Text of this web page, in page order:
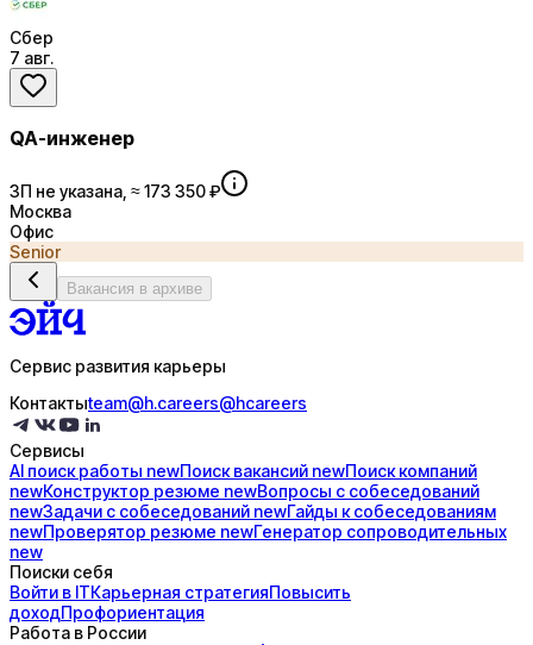
Сбер
7 авг.
QA-инженер
ЗП не указана, ≈ 173 350 ₽
Москва
Офис
Senior
Вакансия в архиве
Сервис развития карьеры
Контактыteam@h.careers@hcareers
Сервисы
AI поискработы newПоисквакансий newПоисккомпаний
newКонструктор резюме newВопросы с собеседований
newЗадачи с собеседований newГайды ксобеседованиям
newПроверятор резюме newГенератор сопроводительных
new
Поиски себя
Войти в ITКарьерная стратегияПовысить
доходПрофориентация
Работа в России